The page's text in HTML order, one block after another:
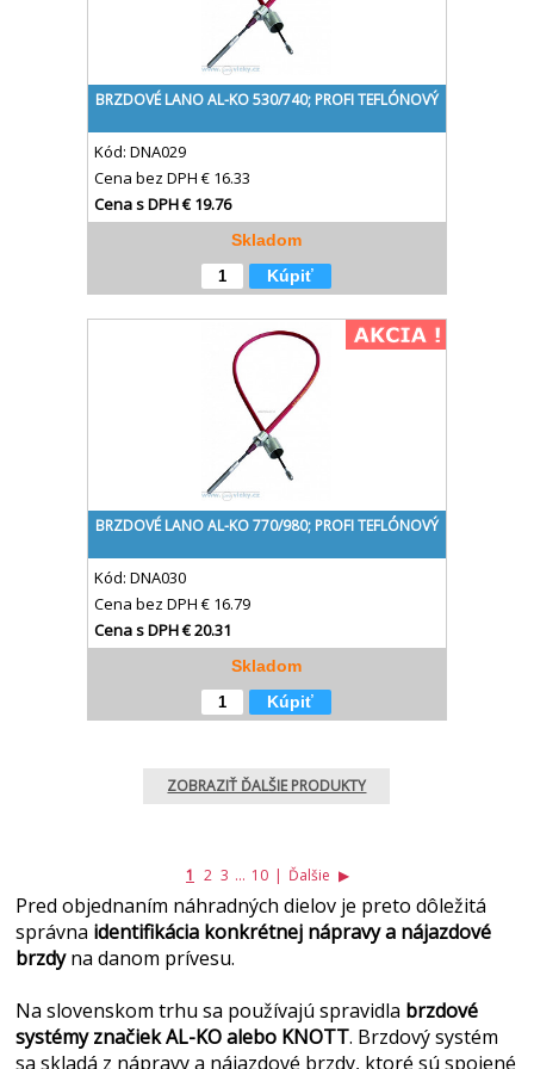
BRZDOVÉ LANO AL-KO 530/740; PROFI TEFLÓNOVÝ
Kód: DNA029
Cena bez DPH € 16.33
Cena s DPH€ 19.76
Skladom
Kúpiť
BRZDOVÉ LANO AL-KO 770/980; PROFI TEFLÓNOVÝ
Kód: DNA030
Cena bez DPH € 16.79
Cena s DPH€ 20.31
Skladom
Kúpiť
ZOBRAZIŤ ĎALŠIE PRODUKTY
1 2 3 ... 10 | Ďalšie ▶
Pred objednaním náhradných dielov je preto dôležitá
správna identifikácia konkrétnej nápravya nájazdové
brzdy na danom prívesu.
Na slovenskom trhu sa používajú spravidla brzdové
systémy značiekAL-KO alebo KNOTT. Brzdový systém
sa skladá z nápravy a nájazdové brzdy, ktoré sú spojené